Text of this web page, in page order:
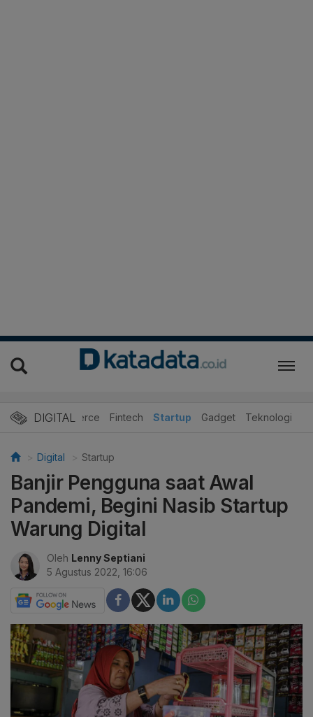
DIGITAL
E-Commerce Fintech Startup Gadget Teknologi
Digital Startup
Banjir Pengguna saat Awal
Pandemi, Begini Nasib Startup
Warung Digital
Oleh Lenny Septiani
5 Agustus 2022, 16:06